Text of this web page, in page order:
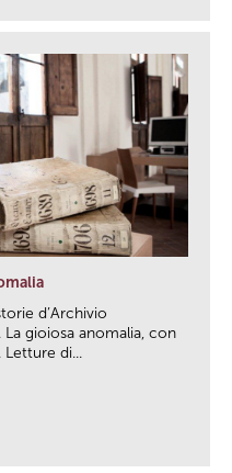
d’Archivio
gioiosa anomalia, con
Letture di...